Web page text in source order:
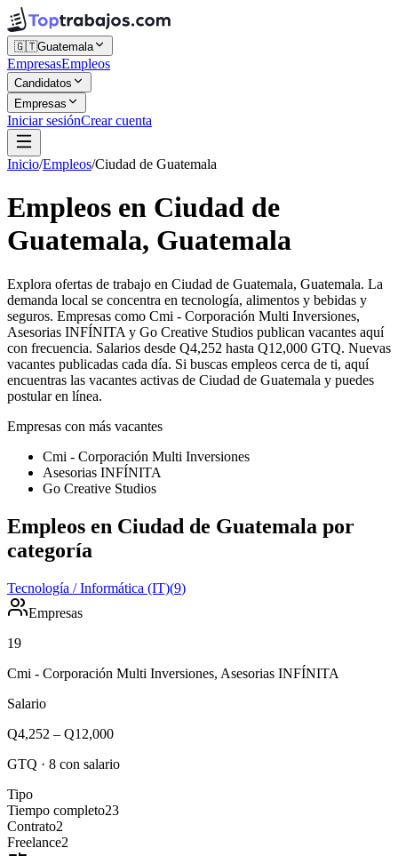
🇬🇹Guatemala
EmpresasEmpleos
Candidatos
Empresas
Iniciar sesiónCrear cuenta
Inicio/Empleos/Ciudad de Guatemala
Empleos en Ciudad de
Guatemala, Guatemala
Explora ofertas de trabajo en Ciudad de Guatemala, Guatemala. La
demanda local se concentra en tecnología, alimentos y bebidas y
seguros. Empresas como Cmi - Corporación Multi Inversiones,
Asesorias INFÍNITA y Go Creative Studios publican vacantes aquí
con frecuencia. Salarios desde Q4,252 hasta Q12,000 GTQ. Nuevas
vacantes publicadas cada día. Si buscas empleos cerca de ti, aquí
encuentras las vacantes activas de Ciudad de Guatemala y puedes
postular en línea.
Empresas con más vacantes
Cmi - Corporación Multi Inversiones
Asesorias INFÍNITA
Go Creative Studios
Empleos en Ciudad de Guatemala por
categoría
Tecnología / Informática (IT)(9)
Empresas
19
Cmi - Corporación Multi Inversiones, Asesorias INFÍNITA
Salario
Q4,252 – Q12,000
GTQ · 8 con salario
Tipo
Tiempo completo23
Contrato2
Freelance2